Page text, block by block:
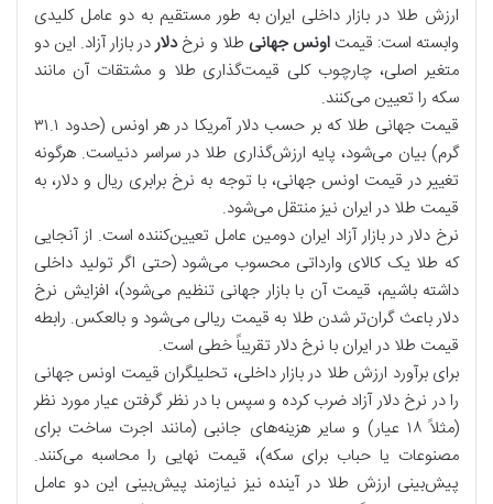
ارزش طلا در بازار داخلی ایران به طور مستقیم به دو عامل کلیدی
وابسته است: قیمت اونس جهانی طلا و نرخدلاردر بازار آزاد. این دو
متغیر اصلی، چارچوب کلی قیمت‌گذاری طلا و مشتقات آن مانند
سکه را تعیین می‌کنند.
قیمت جهانی طلا که بر حسب دلار آمریکا در هر اونس (حدود ۳۱.۱
گرم) بیان می‌شود، پایه ارزش‌گذاری طلا در سراسر دنیاست. هرگونه
تغییر در قیمت اونس جهانی، با توجه به نرخ برابری ریال و دلار، به
قیمت طلا در ایران نیز منتقل می‌شود.
نرخ دلار در بازار آزاد ایران دومین عامل تعیین‌کننده است. از آنجایی
که طلا یک کالای وارداتی محسوب می‌شود (حتی اگر تولید داخلی
داشته باشیم، قیمت آن با بازار جهانی تنظیم می‌شود)، افزایش نرخ
دلار باعث گران‌تر شدن طلا به قیمت ریالی می‌شود و بالعکس. رابطه
قیمت طلا در ایران با نرخ دلار تقریباً خطی است.
برای برآورد ارزش طلا در بازار داخلی، تحلیلگران قیمت اونس جهانی
را در نرخ دلار آزاد ضرب کرده و سپس با در نظر گرفتن عیار مورد نظر
(مثلاً ۱۸ عیار) و سایر هزینه‌های جانبی (مانند اجرت ساخت برای
مصنوعات یا حباب برای سکه)، قیمت نهایی را محاسبه می‌کنند.
پیش‌بینی ارزش طلا در آینده نیز نیازمند پیش‌بینی این دو عامل